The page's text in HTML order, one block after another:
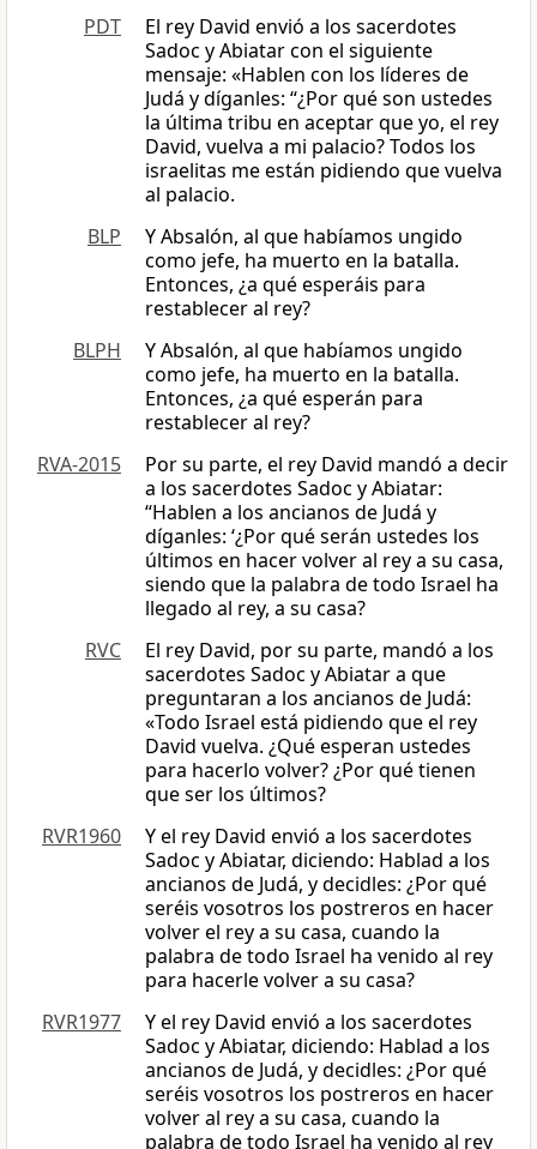
PDT
El rey David envió a los sacerdotes
Sadoc y Abiatar con el siguiente
mensaje: «Hablen con los líderes de
Judá y díganles: “¿Por qué son ustedes
la última tribu en aceptar que yo, el rey
David, vuelva a mi palacio? Todos los
israelitas me están pidiendo que vuelva
al palacio.
BLP
Y Absalón, al que habíamos ungido
como jefe, ha muerto en la batalla.
Entonces, ¿a qué esperáis para
restablecer al rey?
BLPH
Y Absalón, al que habíamos ungido
como jefe, ha muerto en la batalla.
Entonces, ¿a qué esperán para
restablecer al rey?
RVA-2015
Por su parte, el rey David mandó a decir
a los sacerdotes Sadoc y Abiatar:
“Hablen a los ancianos de Judá y
díganles: ‘¿Por qué serán ustedes los
últimos en hacer volver al rey a su casa,
siendo que la palabra de todo Israel ha
llegado al rey, a su casa?
RVC
El rey David, por su parte, mandó a los
sacerdotes Sadoc y Abiatar a que
preguntaran a los ancianos de Judá:
«Todo Israel está pidiendo que el rey
David vuelva. ¿Qué esperan ustedes
para hacerlo volver? ¿Por qué tienen
que ser los últimos?
RVR1960
Y el rey David envió a los sacerdotes
Sadoc y Abiatar, diciendo: Hablad a los
ancianos de Judá, y decidles: ¿Por qué
seréis vosotros los postreros en hacer
volver el rey a su casa, cuando la
palabra de todo Israel ha venido al rey
para hacerle volver a su casa?
RVR1977
Y el rey David envió a los sacerdotes
Sadoc y Abiatar, diciendo: Hablad a los
ancianos de Judá, y decidles: ¿Por qué
seréis vosotros los postreros en hacer
volver al rey a su casa, cuando la
palabra de todo Israel ha venido al rey